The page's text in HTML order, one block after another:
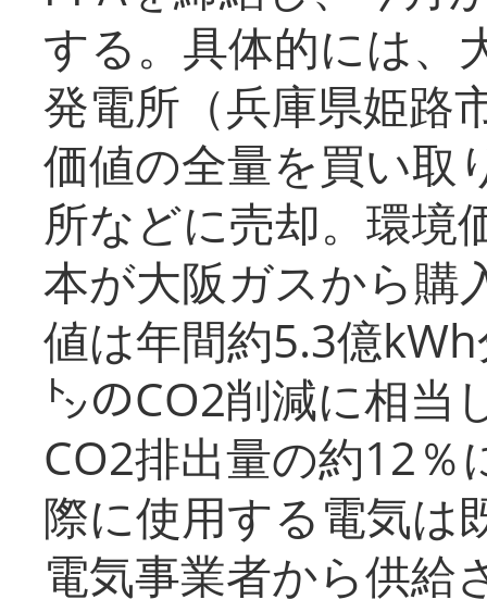
する。具体的には、
発電所（兵庫県姫路
価値の全量を買い取
所などに売却。環境
本が大阪ガスから購
値は年間約5.3億
㌧のCO2削減に相当
CO2排出量の約12％
際に使用する電気は
電気事業者から供給